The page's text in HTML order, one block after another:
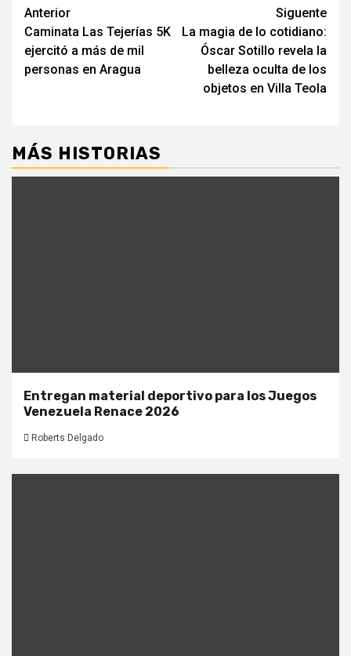
Navegación
de
entradas
Anterior
Caminata Las Tejerías 5K
ejercitó a más de mil
personas en Aragua
Siguente
La magia de lo cotidiano:
Óscar Sotillo revela la
belleza oculta de los
objetos en Villa Teola
MÁS HISTORIAS
Entregan material deportivo para los Juegos
Venezuela Renace 2026
Roberts Delgado